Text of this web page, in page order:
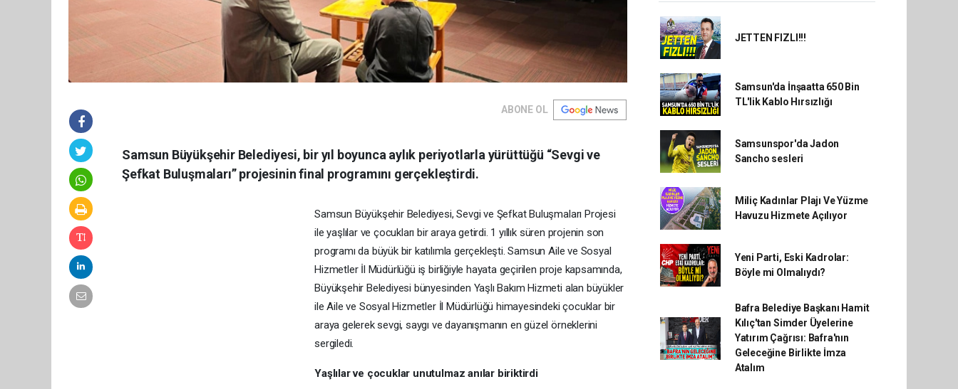
ABONE OL
Samsun Büyükşehir Belediyesi, bir yıl boyunca aylık periyotlarla yürüttüğü “Sevgi ve
Şefkat Buluşmaları” projesinin final programını gerçekleştirdi.
Samsun Büyükşehir Belediyesi, Sevgi ve Şefkat Buluşmaları Projesi
ile yaşlılar ve çocukları bir araya getirdi. 1 yıllık süren projenin son
programı da büyük bir katılımla gerçekleşti. Samsun Aile ve Sosyal
Hizmetler İl Müdürlüğü iş birliğiyle hayata geçirilen proje kapsamında,
Büyükşehir Belediyesi bünyesinden Yaşlı Bakım Hizmeti alan büyükler
ile Aile ve Sosyal Hizmetler İl Müdürlüğü himayesindeki çocuklar bir
araya gelerek sevgi, saygı ve dayanışmanın en güzel örneklerini
sergiledi.
Yaşlılar ve çocuklar unutulmaz anılar biriktirdi
JETTEN FIZLI!!!
Samsun'da İnşaatta 650 Bin
TL'lik Kablo Hırsızlığı
Samsunspor'da Jadon
Sancho sesleri
Miliç Kadınlar Plajı Ve Yüzme
Havuzu Hizmete Açılıyor
Yeni Parti, Eski Kadrolar:
Böyle mi Olmalıydı?
Bafra Belediye Başkanı Hamit
Kılıç'tan Simder Üyelerine
Yatırım Çağrısı: Bafra'nın
Geleceğine Birlikte İmza
Atalım